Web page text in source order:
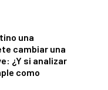
una
cambiar una
¿Y si analizar
como